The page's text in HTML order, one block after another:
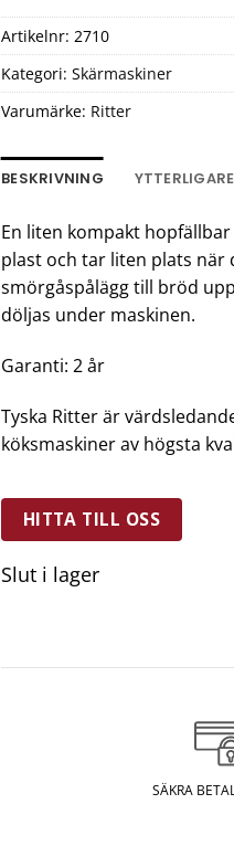
Artikelnr: 2710
Kategori: Skärmaskiner
Varumärke: Ritter
BESKRIVNING
En liten kompakt
plast och tar liten plats när
smörgåspålägg till bröd
döljas under maskinen.
Garanti: 2 år
Tyska Ritter är
köksmaskiner av högsta
HITTA TILL OSS
Slut i lager
SÄKRA